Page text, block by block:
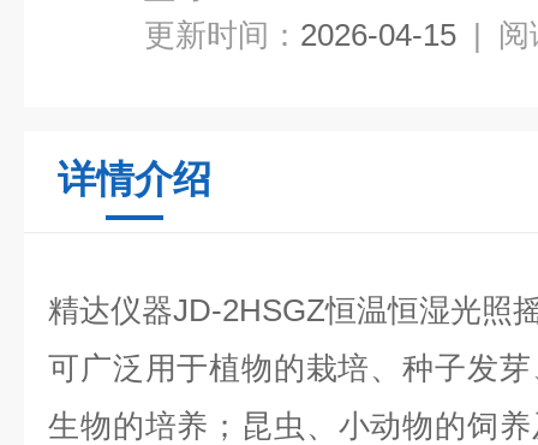
更新时间： 2026-04-15 | 阅
详情介绍
精达仪器JD-2HSGZ恒温恒湿光照
可广泛用于植物的栽培、种子发
生物的培养；昆虫、小动物的饲